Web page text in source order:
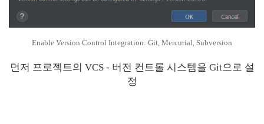
Enable Version Control Integration: Git, Mercurial, Subversion
먼저 프로젝트의 VCS - 버전 컨트롤 시스템을 Git으로 설
정